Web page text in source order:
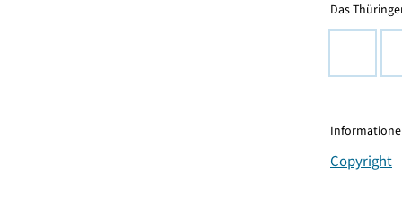
Das
Copyright